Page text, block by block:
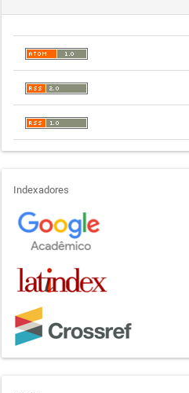
indexadores
Indexadores